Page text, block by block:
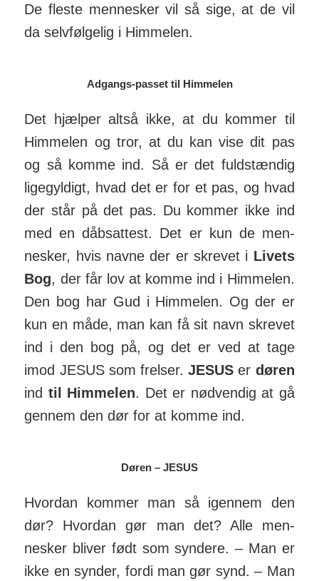
De fleste men­nesker vil så sige, at de vil
da selvfølgelig i Him­melen.
Adgangs-passet til Himmelen
Det hjælper altså ikke, at du kommer til
Him­melen og tror, at du kan vise dit pas
og så komme ind. Så er det fuld­stændig
lige­gyldigt, hvad det er for et pas, og hvad
der står på det pas. Du kommer ikke ind
med en dåbsattest. Det er kun de men­
nesker, hvis navne der er skrevet i Livets
Bog, der får lov at komme ind i Him­melen.
Den bog har Gud i Himmelen. Og der er
kun en måde, man kan få sit navn skrevet
ind i den bog på, og det er ved at tage
imod JESUS som frelser.JESUS er døren
ind til Him­melen. Det er nød­vendig at gå
gennem den dør for at komme ind.
Døren – JESUS
Hvordan kommer man så igennem den
dør? Hvordan gør man det? Alle men­
nesker bliver født som syndere. – Man er
ikke en synder, fordi man gør synd. – Man